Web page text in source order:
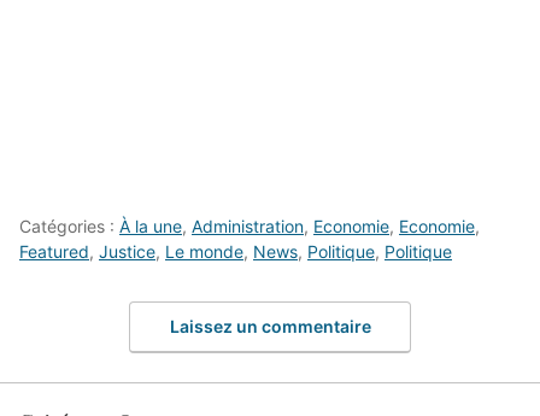
Catégories : À la une, Administration, Economie, Economie,
Featured, Justice, Le monde, News, Politique, Politique
Laissez un commentaire